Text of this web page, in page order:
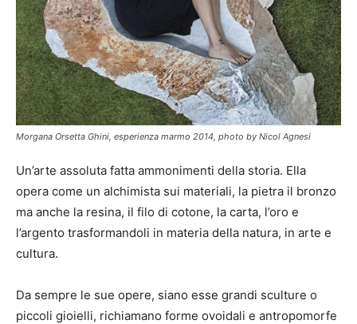
Morgana Orsetta Ghini, esperienza marmo 2014, photo by Nicol Agnesi
Un’arte assoluta fatta ammonimenti della storia. Ella
opera come un alchimista sui materiali, la pietra il bronzo
ma anche la resina, il filo di cotone, la carta, l’oro e
l’argento trasformandoli in materia della natura, in arte e
cultura.
Da sempre le sue opere, siano esse grandi sculture o
piccoli gioielli, richiamano forme ovoidali e antropomorfe